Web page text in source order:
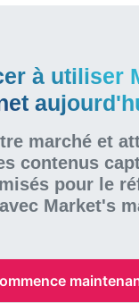
à utiliser
marché et
contenus
pour le
avec Market's